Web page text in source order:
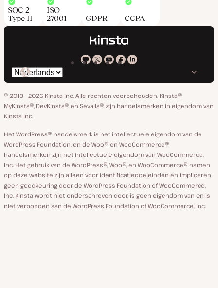
SOC 2
Type II
ISO
27001
GDPR CCPA
Kinsta
GitHub
Kinsta
X
Kinsta
YouTube
Kinsta
Facebook
Kinsta
Linkedin
Selecteer
taal
© 2013 - 2026 Kinsta Inc. Alle rechten voorbehouden. Kinsta®,
MyKinsta®, DevKinsta® en Sevalla® zijn handelsmerken in eigendom van
Kinsta Inc.
Het WordPress® handelsmerk is het intellectuele eigendom van de
WordPress Foundation, en de Woo® en WooCommerce®
handelsmerken zijn het intellectuele eigendom van WooCommerce,
Inc. Het gebruik van de WordPress®, Woo®, en WooCommerce® namen
op deze website zijn alleen voor identificatiedoeleinden en impliceren
geen goedkeuring door de WordPress Foundation of WooCommerce,
Inc. Kinsta wordt niet onderschreven door, is geen eigendom van en is
niet verbonden aan de WordPress Foundation of WooCommerce, Inc.